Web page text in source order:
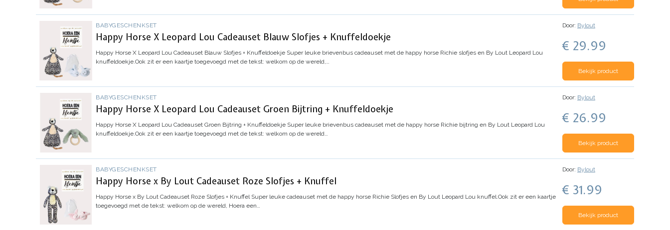
BABYGESCHENKSET
Happy Horse X Leopard Lou Cadeauset Blauw Slofjes + Knuffeldoekje
Happy Horse X Leopard Lou Cadeauset Blauw Slofjes + Knuffeldoekje Super leuke brievenbus cadeauset met de happy horse Richie slofjes en By Lout Leopard Lou
knuffeldoekje.Ook zit er een kaartje toegevoegd met de tekst: welkom op de wereld,…
Door: Bylout
€ 29.99
Bekijk product
BABYGESCHENKSET
Happy Horse X Leopard Lou Cadeauset Groen Bijtring + Knuffeldoekje
Happy Horse X Leopard Lou Cadeauset Groen Bijtring + Knuffeldoekje Super leuke brievenbus cadeauset met de happy horse Richie bijtring en By Lout Leopard Lou
knuffeldoekje.Ook zit er een kaartje toegevoegd met de tekst: welkom op de wereld…
Door: Bylout
€ 26.99
Bekijk product
BABYGESCHENKSET
Happy Horse x By Lout Cadeauset Roze Slofjes + Knuffel
Happy Horse x By Lout Cadeauset Roze Slofjes + Knuffel Super leuke cadeauset met de happy horse Richie Slofjes en By Lout Leopard Lou knuffel.Ook zit er een kaartje
toegevoegd met de tekst: welkom op de wereld, Hoera een…
Door: Bylout
€ 31.99
Bekijk product